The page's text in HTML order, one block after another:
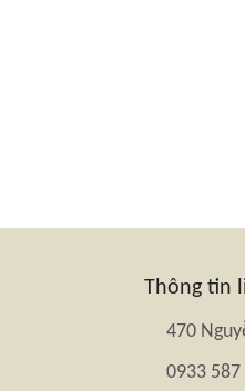
Thông tin
470
0933 587